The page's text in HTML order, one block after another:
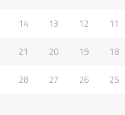
11
12
13
14
18
19
20
21
25
26
27
28